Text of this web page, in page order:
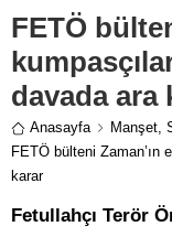
FETÖ
davada ara
Anasayfa Manşet,
FETÖ bülteni Zaman’ın
karar
Fetullahçı Terör